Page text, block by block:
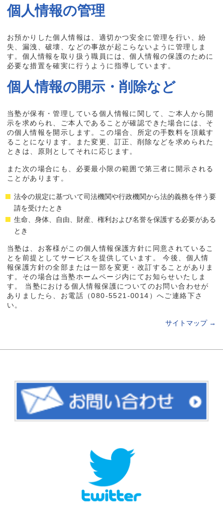
個人情報の管理
お預かりした個人情報は、適切かつ安全に管理を行い、紛
失、漏洩、破壊、などの事故が起こらないように管理しま
す。個人情報を取り扱う職員には、個人情報の保護のために
必要な措置を確実に行うように指導しています。
個人情報の開示・削除など
当塾が保有・管理している個人情報に関して、ご本人から開
示を求められ、ご本人であることが確認できた場合には、そ
の個人情報を開示します。この場合、所定の手数料を頂戴す
ることになります。また変更、訂正、削除などを求められた
ときは、原則としてそれに応じます。
また次の場合にも、必要最小限の範囲で第三者に開示される
ことがあります。
法令の規定に基づいて司法機関や行政機関から法的義務を伴う要
請を受けたとき
生命、身体、自由、財産、権利および名誉を保護する必要がある
とき
当塾は、お客様がこの個人情報保護方針に同意されているこ
とを前提としてサービスを提供しています。 今後、個人情
報保護方針の全部または一部を変更・改訂することがありま
す。その場合は当塾ホームページ内にてお知らせいたしま
す。 当塾における個人情報保護についてのお問い合わせが
ありましたら、お電話（080-5521-0014）へご連絡下さ
い。
サイトマップ →